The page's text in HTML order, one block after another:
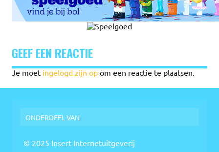
GEEF EEN REACTIE
Je moet ingelogd zijn op om een reactie te plaatsen.
ONDERDEEL VAN
© 2025 Insert Internetuitgeverij